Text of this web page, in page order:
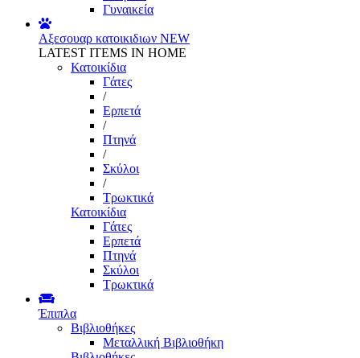
Γυναικεία
Αξεσουαρ κατοικιδιων NEW
LATEST ITEMS IN HOME
Κατοικίδια
Γάτες
/
Ερπετά
/
Πτηνά
/
Σκύλοι
/
Τρωκτικά
Κατοικίδια
Γάτες
Ερπετά
Πτηνά
Σκύλοι
Τρωκτικά
Έπιπλα
Βιβλιοθήκες
Μεταλλική Βιβλιοθήκη